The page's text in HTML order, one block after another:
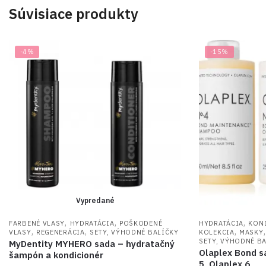
Súvisiace produkty
-4%
Vypredané
FARBENÉ VLASY, HYDRATÁCIA, POŠKODENÉ
VLASY, REGENERÁCIA, SETY, VÝHODNÉ BALÍČKY
MyDentity MYHERO sada – hydratačný
šampón a kondicionér
-15%
HYDRATÁCIA,
KOLEKCIA, MASKY
SETY, VÝHODNÉ
Olaplex Bond